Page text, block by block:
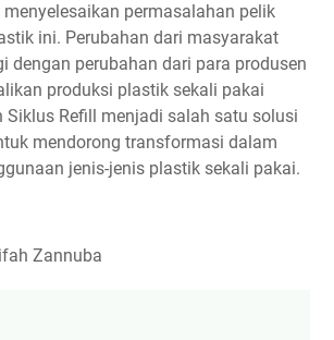
permasalahan pelik
ini. Perubahan dari masyarakat
dengan perubahan dari para produsen
produksi plastik sekali pakai
Siklus Refill menjadi salah satu solusi
mendorong transformasi dalam
jenis-jenis plastik sekali pakai.
Zannuba